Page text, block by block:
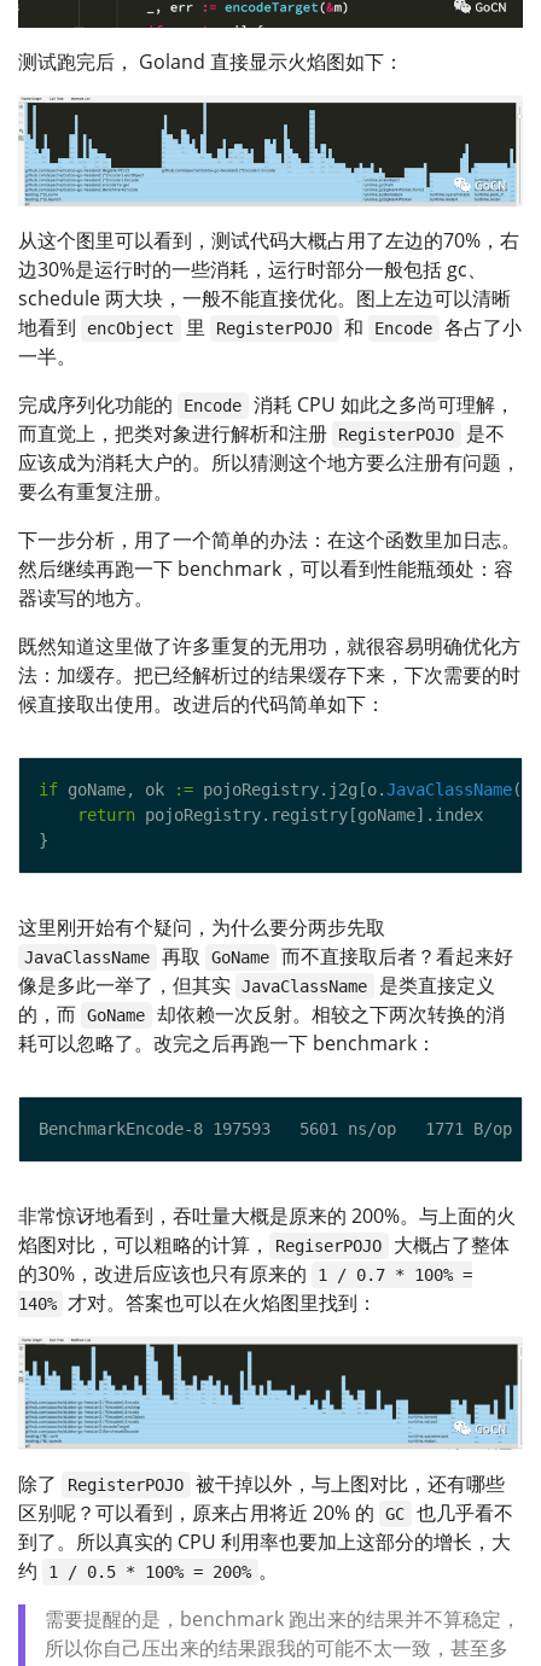
测试跑完后， Goland 直接显示火焰图如下：
从这个图里可以看到，测试代码大概占用了左边的70%，右
边30%是运行时的一些消耗，运行时部分一般包括 gc、
schedule 两大块，一般不能直接优化。图上左边可以清晰
地看到
encObject 里 RegisterPOJO 和 Encode
各占了小
一半。
完成序列化功能的
Encode
消耗 CPU 如此之多尚可理解，
而直觉上，把类对象进行解析和注册
RegisterPOJO
是不
应该成为消耗大户的。所以猜测这个地方要么注册有问题，
要么有重复注册。
下一步分析，用了一个简单的办法：在这个函数里加日志。
然后继续再跑一下 benchmark，可以看到性能瓶颈处：容
器读写的地方。
既然知道这里做了许多重复的无用功，就很容易明确优化方
法：加缓存。把已经解析过的结果缓存下来，下次需要的时
候直接取出使用。改进后的代码简单如下：
if goName, ok := pojoRegistry.j2g[o.JavaClassName
return
这里刚开始有个疑问，为什么要分两步先取
JavaClassName 再取 GoName
而不直接取后者？看起来好
像是多此一举了，但其实 JavaClassName
是类直接定义
的，而 GoName
却依赖一次反射。相较之下两次转换的消
耗可以忽略了。改完之后再跑一下 benchmark：
非常惊讶地看到，吞吐量大概是原来的 200%。与上面的火
焰图对比，可以粗略的计算，
RegiserPOJO
大概占了整体
的30%，改进后应该也只有原来的
1 / 0.7 * 100% =
140% 才对。答案也可以在火焰图里找到：
除了 RegisterPOJO
被干掉以外，与上图对比，还有哪些
区别呢？可以看到，原来占用将近 20% 的
GC
也几乎看不
到了。所以真实的 CPU 利用率也要加上这部分的增长，大
约
1 / 0.5 * 100% = 200% 。
需要提醒的是，benchmark 跑出来的结果并不算稳定，
所以你自己压出来的结果跟我的可能不太一致，甚至多